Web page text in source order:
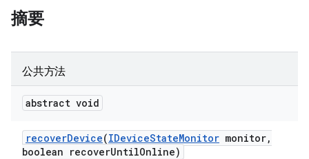
摘要
公共方法
abstract void
recoverDevice(IDeviceStateMonitor monitor,
boolean recoverUntilOnline)